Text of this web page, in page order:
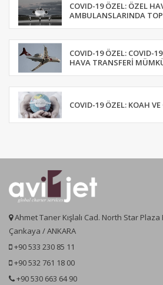
COVID-19 ÖZEL: ÖZEL
AMBULANSLARINDA
COVID-19 ÖZEL: COVID-
HAVA TRANSFERI
COVID-19 ÖZEL: KOAH
Ahmet Taner Kışlalı Cad. North Star Plaza
Çankaya / ANKARA
+90 533 230 85 11
+90 532 761 18 00
+90 530 663 64 90